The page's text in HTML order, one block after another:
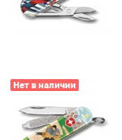
Нет в наличии